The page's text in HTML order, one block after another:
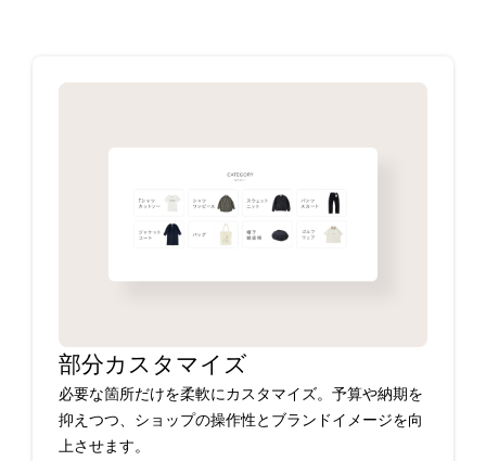
部分カスタマイズ
必要な箇所だけを柔軟にカスタマイズ。予算や納期を
抑えつつ、ショップの操作性とブランドイメージを向
上させます。